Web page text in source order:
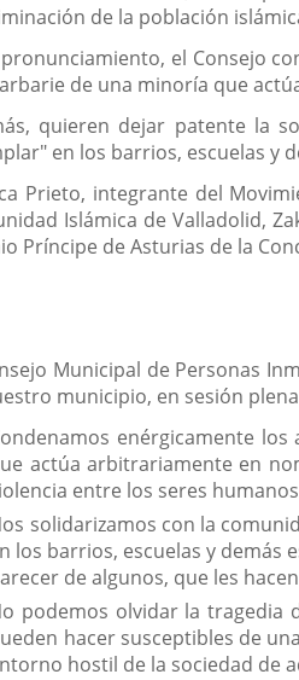
de la población
pronunciamiento, el Consejo
de una minoría que
quieren dejar patente la
en los barrios, escuelas y
Prieto, integrante del
Islámica de Valladolid,
Príncipe de Asturias de la
Municipal de Personas
municipio, en sesión
enérgicamente
actúa arbitrariamente en
entre los seres
solidarizamos con la
los barrios, escuelas y demás
de algunos, que les
podemos olvidar la tragedia
hacer susceptibles de
hostil de la sociedad de